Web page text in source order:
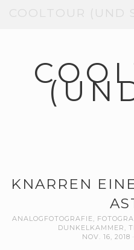
COOLTOUR (UND
KNARREN
ANALOGFOTOGRAFIE,
DUNKELKAMMER ,
NOV. 16, 2018